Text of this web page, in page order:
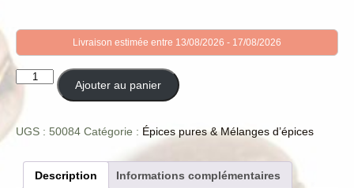
Livraison estimée entre 13/08/2026 - 17/08/2026
quantité
gaspi
Herbes
Ajouter au panier
UGS : 50084 Catégorie : Épices pures & Mélanges d’épices
Description Informations complémentaires